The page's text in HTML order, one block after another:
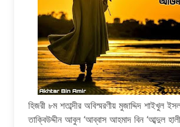
হিজরী ৮ম শতাব্দীর অবিস্মরণীয় মুজাদ্দিদ শাইখুল
তাক্বিউদ্দীন আবুল ‘আব্বাস আহমাদ বিন ‘আব্দুল